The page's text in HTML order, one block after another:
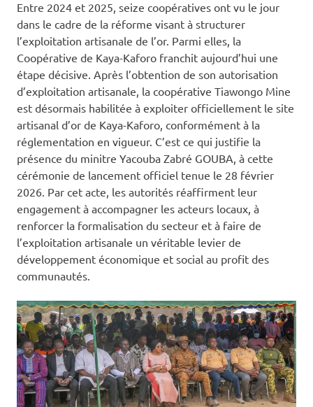
Entre 2024 et 2025, seize coopératives ont vu le jour
dans le cadre de la réforme visant à structurer
l’exploitation artisanale de l’or. Parmi elles, la
Coopérative de Kaya-Kaforo franchit aujourd’hui une
étape décisive. Après l’obtention de son autorisation
d’exploitation artisanale, la coopérative Tiawongo Mine
est désormais habilitée à exploiter officiellement le site
artisanal d’or de Kaya-Kaforo, conformément à la
réglementation en vigueur. C’est ce qui justifie la
présence du minitre Yacouba Zabré GOUBA, à cette
cérémonie de lancement officiel tenue le 28 février
2026. Par cet acte, les autorités réaffirment leur
engagement à accompagner les acteurs locaux, à
renforcer la formalisation du secteur et à faire de
l’exploitation artisanale un véritable levier de
développement économique et social au profit des
communautés.